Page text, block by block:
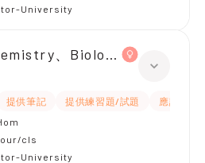
University
、Biology、Physics
提供筆記 提供練習題/試題
應試策略
cls
University